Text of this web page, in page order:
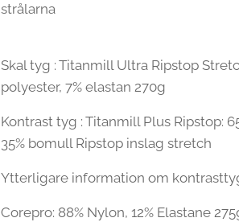
strålarna
Skal tyg : Titanmill Ultra Ripstop
polyester, 7% elastan 270g
Kontrast tyg : Titanmill Plus Ripstop:
35% bomull Ripstop inslag stretch
Ytterligare information om
Corepro: 88% Nylon, 12% Elastane